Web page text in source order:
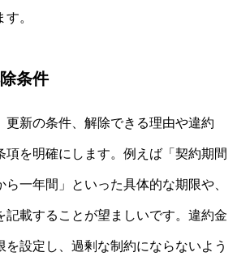
。
条件
更新の条件、解除できる理由や違約
項を明確にします。例えば「契約期間
ら一年間」といった具体的な期限や、
記載することが望ましいです。違約金
を設定し、過剰な制約にならないよう